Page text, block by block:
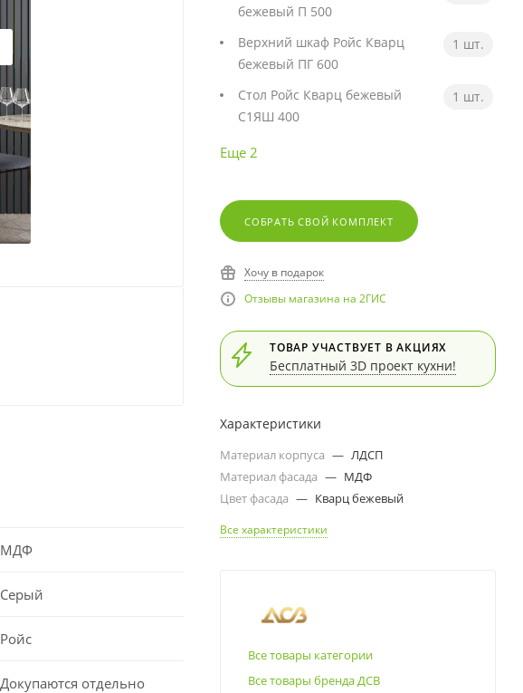
МДФ
Серый
Ройс
Докупаются отдельно
бежевый П 500
Верхний шкаф Ройс Кварц
бежевый ПГ 600
1 шт.
Стол Ройс Кварц бежевый
С1ЯШ 400
1 шт.
Еще 2
СОБРАТЬ СВОЙ КОМПЛЕКТ
Хочу в подарок
Отзывы магазина на 2ГИС
ТОВАР УЧАСТВУЕТ В АКЦИЯХ
Бесплатный 3D проект кухни!
Характеристики
Материал корпуса — ЛДСП
Материал фасада — МДФ
Цвет фасада — Кварц бежевый
Все характеристики
Все товары категории
Все товары бренда ДСВ